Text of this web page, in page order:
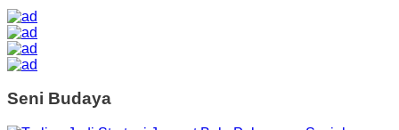
Seni Budaya